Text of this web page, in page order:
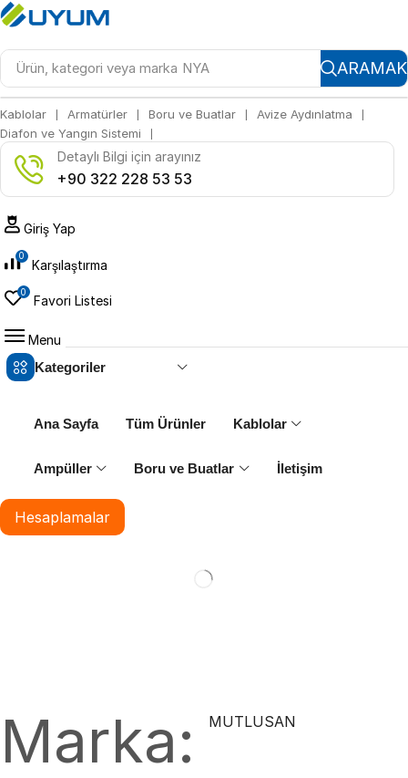
Ürün, kategori veya marka NYA ARAMAK
Kablolar ❘ Armatürler ❘ Boru ve Buatlar ❘ Avize Aydınlatma
❘
Diafon ve Yangın Sistemi
❘
Detaylı Bilgi için arayınız
+90 322 228 53 53
Giriş Yap
0
Karşılaştırma
0
Favori Listesi
Menu
Kategoriler
Ana Sayfa Tüm Ürünler Kablolar
Ampüller Boru ve Buatlar İletişim
Hesaplamalar
Marka: MUTLUSAN